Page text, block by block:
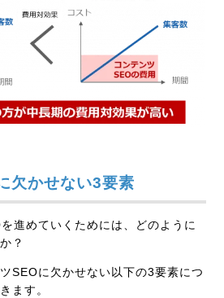
欠かせない3要素
進めていくためには、どのように
？
SEOに欠かせない以下の3要素につ
ます。